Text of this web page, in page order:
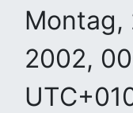
Montag,
2002,